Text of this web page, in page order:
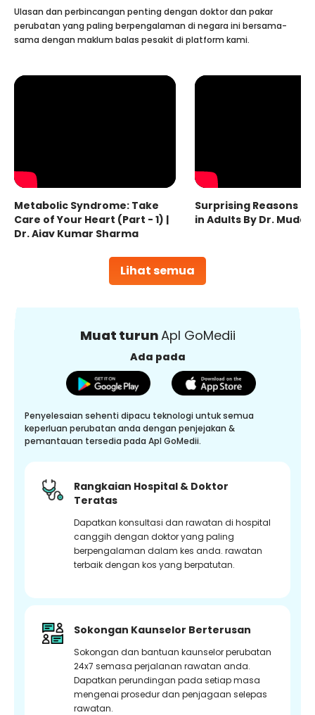
Lihat semua
Ulasan dan perbincangan penting dengan doktor dan pakar
perubatan yang paling berpengalaman di negara ini bersama-
sama dengan maklum balas pesakit di platform kami.
Metabolic Syndrome: Take
Care of Your Heart (Part - 1) |
Dr. Ajay Kumar Sharma
Surprising Reasons
in Adults By Dr.
Muat turunApl GoMedii
Ada pada
Penyelesaian sehenti dipacu teknologi untuk semua
keperluan perubatan anda dengan penjejakan &
pemantauan tersedia pada Apl GoMedii.
Rangkaian Hospital & Doktor
Teratas
Dapatkan konsultasi dan rawatan di hospital
canggih dengan doktor yang paling
berpengalaman dalam kes anda. rawatan
terbaik dengan kos yang berpatutan.
Sokongan Kaunselor Berterusan
Sokongan dan bantuan kaunselor perubatan
24x7 semasa perjalanan rawatan anda.
Dapatkan perundingan pada setiap masa
mengenai prosedur dan penjagaan selepas
rawatan.